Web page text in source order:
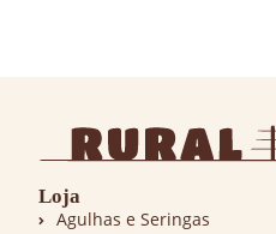
Loja
Agulhas e Seringas